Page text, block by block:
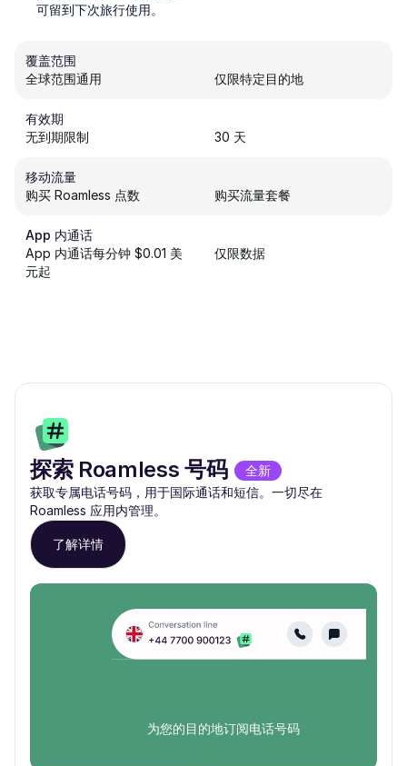
可留到下次旅行使用。
覆盖范围
全球范围通用
仅限特定目的地
有效期
无到期限制
30 天
移动流量
购买 Roamless 点数
购买流量套餐
App 内通话
App 内通话每分钟 $0.01 美
元起
仅限数据
探索 Roamless 号码
全新
获取专属电话号码，用于国际通话和短信。一切尽在
Roamless 应用内管理。
了解详情
为您的目的地订阅电话号码